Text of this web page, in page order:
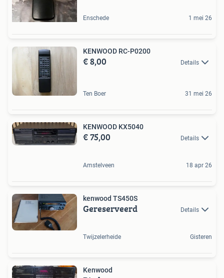
Enschede 1 mei 26
KENWOOD RC-P0200
€ 8,00 Details
Ten Boer 31 mei 26
KENWOOD KX5040
€ 75,00 Details
Amstelveen 18 apr 26
kenwood TS450S
Gereserveerd Details
Twijzelerheide Gisteren
Kenwood